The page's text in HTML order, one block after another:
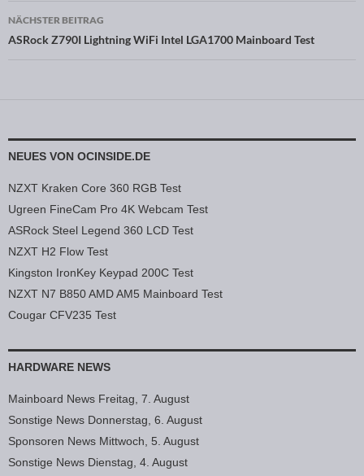
NÄCHSTER BEITRAG
ASRock Z790I Lightning WiFi Intel LGA1700 Mainboard Test
NEUES VON OCINSIDE.DE
NZXT Kraken Core 360 RGB Test
Ugreen FineCam Pro 4K Webcam Test
ASRock Steel Legend 360 LCD Test
NZXT H2 Flow Test
Kingston IronKey Keypad 200C Test
NZXT N7 B850 AMD AM5 Mainboard Test
Cougar CFV235 Test
HARDWARE NEWS
Mainboard News Freitag, 7. August
Sonstige News Donnerstag, 6. August
Sponsoren News Mittwoch, 5. August
Sonstige News Dienstag, 4. August